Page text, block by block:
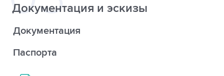
Документация и эскизы
Документация
Паспорта